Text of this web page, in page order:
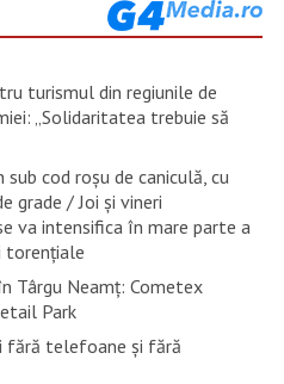
turismul din regiunile de
„Solidaritatea trebuie să
cod roșu de caniculă, cu
grade / Joi și vineri
va intensifica în mare parte a
torențiale
Târgu Neamț: Cometex
Park
fără telefoane și fără